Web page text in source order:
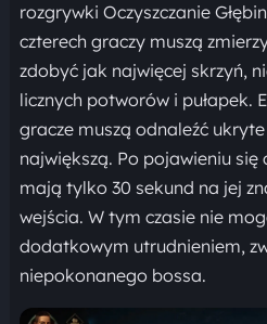
rozgrywki Oczyszczanie
czterech graczy muszą
zdobyć jak najwięcej skrzyń,
licznych potworów i pułapek.
gracze muszą odnaleźć
największą. Po pojawieniu
mają tylko 30 sekund na jej
wejścia. W tym czasie nie
dodatkowym utrudnieniem,
niepokonanego bossa.